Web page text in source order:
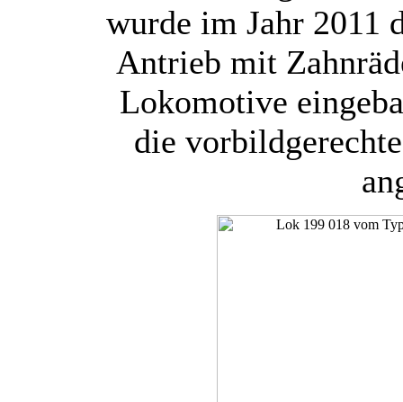
wurde im Jahr 2011
Antrieb mit
Lokomotive
die